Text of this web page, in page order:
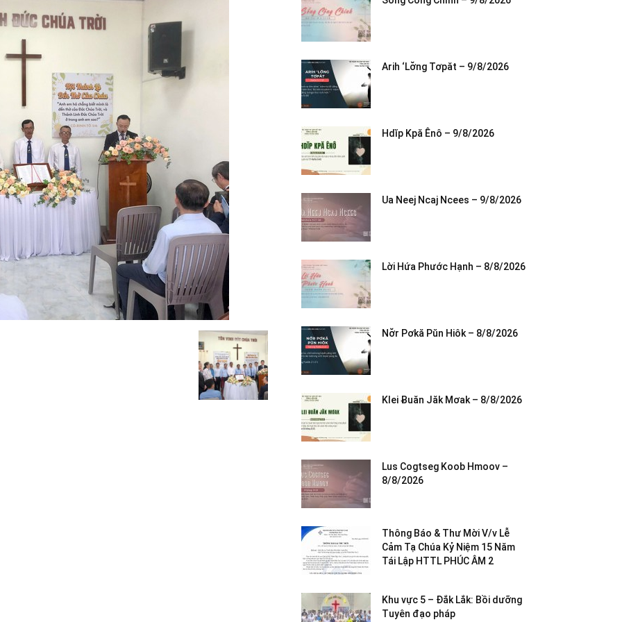
Arih ‘Lơ̆ng Tơpăt – 9/8/2026
Hdĭp Kpă Ênô – 9/8/2026
Ua Neej Ncaj Ncees – 9/8/2026
Lời Hứa Phước Hạnh – 8/8/2026
Nơ̆r Pơkă Pŭn Hiôk – 8/8/2026
Klei Ƀuăn Jăk Mơak – 8/8/2026
Lus Cogtseg Koob Hmoov –
8/8/2026
Thông Báo & Thư Mời V/v Lễ
Cảm Tạ Chúa Kỷ Niệm 15 Năm
Tái Lập HTTL PHÚC ÂM 2
Khu vực 5 – Đắk Lắk: Bồi dưỡng
Tuyên đạo pháp